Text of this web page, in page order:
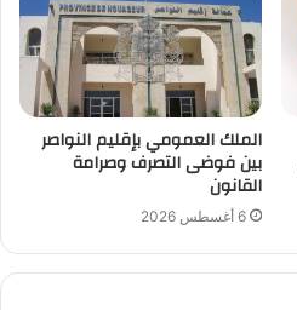
الملك العمومي بإقليم النواصر
بين فوضى التصرف وصرامة
القانون
6 أغسطس 2026